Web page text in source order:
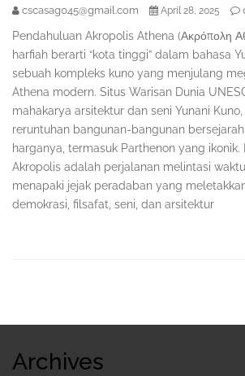
cscasag045@gmail.com April 28, 2025
Pendahuluan Akropolis Athena (Ακρόπολη
harfiah berarti “kota tinggi” dalam bahasa
sebuah kompleks kuno yang menjulang
Athena modern. Situs Warisan Dunia
mahakarya arsitektur dan seni Yunani
reruntuhan bangunan-bangunan
harganya, termasuk Parthenon yang ikonik.
Akropolis adalah perjalanan melintasi
menapaki jejak peradaban yang
demokrasi, filsafat, seni, dan arsitektur
Archives